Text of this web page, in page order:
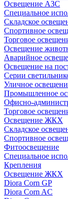
Освещение АЗС
Специальное
Складское
Спортивное
Торговое
Освещение
Аварийное
Освещение на
Серии
Уличное
Промышленное
Офисно-
Торговое
Освещение ЖКХ
Складское
Спортивное
Фитоосвещение
Специальное
Крепления
Освещение ЖКХ
Diora Corn GP
Diora Corn AC